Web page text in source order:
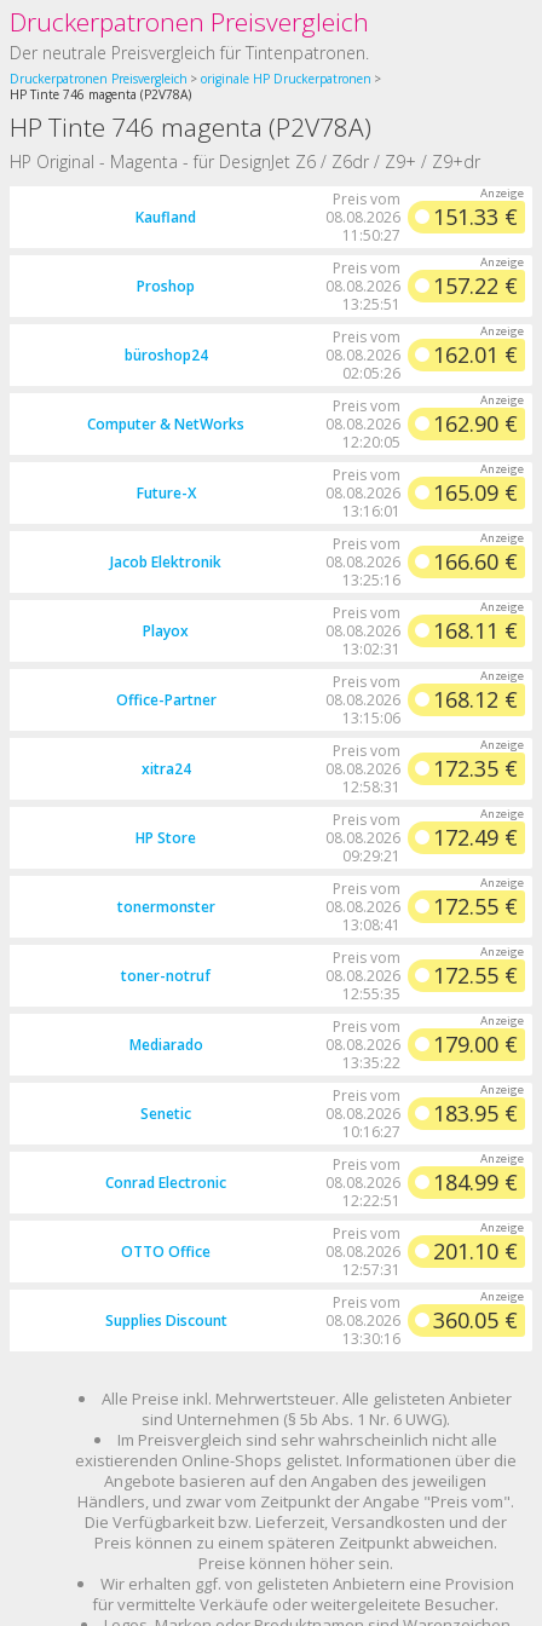
Druckerpatronen Preisvergleich
Der neutrale Preisvergleich für Tintenpatronen.
Druckerpatronen Preisvergleich
originale HP Druckerpatronen
HP Tinte 746 magenta (P2V78A)
HP Tinte 746 magenta (P2V78A)
HP Original - Magenta - für DesignJet Z6 / Z6dr / Z9+ / Z9+dr
Kaufland
Preis vom
08.08.2026
11:50:27
151.33 €
Proshop
Preis vom
08.08.2026
13:25:51
157.22 €
büroshop24
Preis vom
08.08.2026
02:05:26
162.01 €
Computer & NetWorks
Preis vom
08.08.2026
12:20:05
162.90 €
Future-X
Preis vom
08.08.2026
13:16:01
165.09 €
Jacob Elektronik
Preis vom
08.08.2026
13:25:16
166.60 €
Playox
Preis vom
08.08.2026
13:02:31
168.11 €
Office-Partner
Preis vom
08.08.2026
13:15:06
168.12 €
xitra24
Preis vom
08.08.2026
12:58:31
172.35 €
HP Store
Preis vom
08.08.2026
09:29:21
172.49 €
tonermonster
Preis vom
08.08.2026
13:08:41
172.55 €
toner-notruf
Preis vom
08.08.2026
12:55:35
172.55 €
Mediarado
Preis vom
08.08.2026
13:35:22
179.00 €
Senetic
Preis vom
08.08.2026
10:16:27
183.95 €
Conrad Electronic
Preis vom
08.08.2026
12:22:51
184.99 €
OTTO Office
Preis vom
08.08.2026
12:57:31
201.10 €
Supplies Discount
Preis vom
08.08.2026
13:30:16
360.05 €
Alle Preise inkl. Mehrwertsteuer. Alle gelisteten Anbieter
sind Unternehmen (§ 5b Abs. 1 Nr. 6 UWG).
Im Preisvergleich sind sehr wahrscheinlich nicht alle
existierenden Online-Shops gelistet. Informationen über die
Angebote basieren auf den Angaben des jeweiligen
Händlers, und zwar vom Zeitpunkt der Angabe "Preis vom".
Die Verfügbarkeit bzw. Lieferzeit, Versandkosten und der
Preis können zu einem späteren Zeitpunkt abweichen.
Preise können höher sein.
Wir erhalten ggf. von gelisteten Anbietern eine Provision
für vermittelte Verkäufe oder weitergeleitete Besucher.